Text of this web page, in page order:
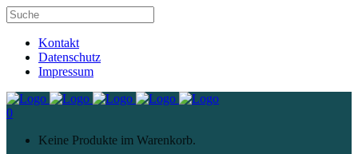
Kontakt
Datenschutz
Impressum
0
Keine Produkte im Warenkorb.